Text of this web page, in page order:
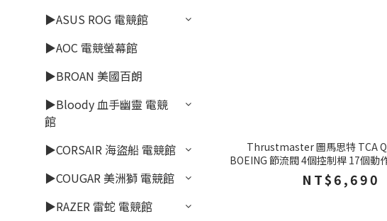
▶ASUS ROG 電競館
▶AOC 電競螢幕館
▶BROAN 美國百朗
▶Bloody 血手幽靈 電競
館
▶CORSAIR 海盜船 電競館
▶COUGAR 美洲獅 電競館
▶RAZER 雷蛇 電競館
Thrustmaster 圖馬思特 TCA
BOEING 節流閥 4個控制桿 17個動
PC XBOX
NT$6,690